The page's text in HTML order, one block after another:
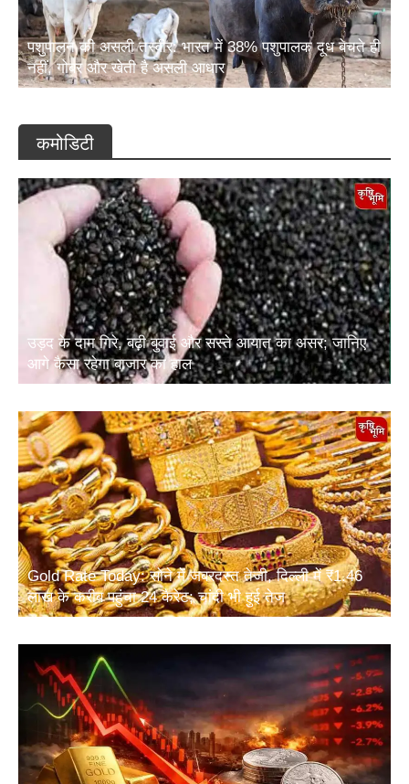
पशुपालन की असली तस्वीर: भारत में 38% पशुपालक दूध बेचते ही
नहीं, गोबर और खेती है असली आधार
कमोडिटी
उड़द के दाम गिरे, बढ़ी बुवाई और सस्ते आयात का असर; जानिए
आगे कैसा रहेगा बाजार का हाल
Gold Rate Today: सोने में जबरदस्त तेजी, दिल्ली में ₹1.46
लाख के करीब पहुंचा 24 कैरेट; चांदी भी हुई तेज